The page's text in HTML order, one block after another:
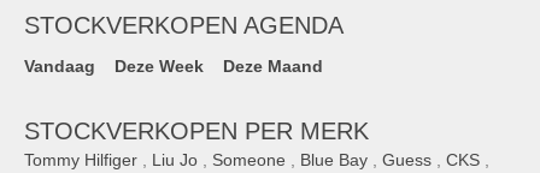
STOCKVERKOPEN AGENDA
Vandaag Deze Week Deze Maand
STOCKVERKOPEN PER MERK
Tommy Hilfiger Liu Jo Someone Blue Bay Guess CKS